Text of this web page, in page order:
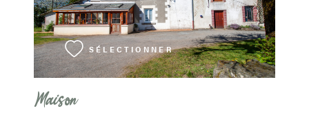
Maison
SÉLECTIONNER
VOIR LE BIEN